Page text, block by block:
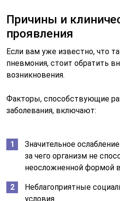
Причины и
проявления
Если вам уже известно, что
пневмония, стоит обратить
возникновения.
Факторы, способствующие
заболевания, включают:
Значительное
за чего организм не
неосложненной формой
Неблагоприятные
условия.